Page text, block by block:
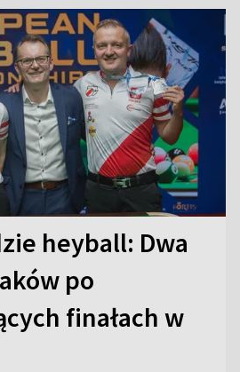
heyball: Dwa
po
finałach w